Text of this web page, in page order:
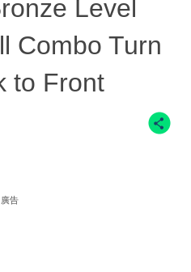
Level
Combo Turn
to Front
廣告